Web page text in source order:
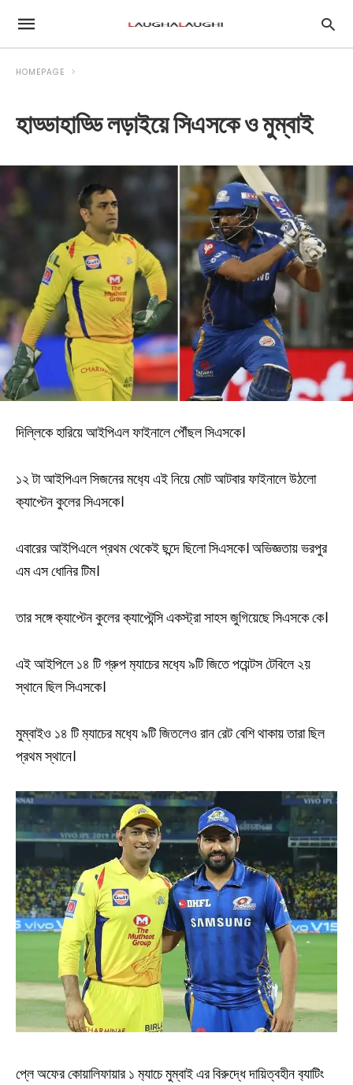
HOMEPAGE
হাড্ডাহাড্ডি লড়াইয়ে সিএসকে ও মুম্বাই
দিল্লিকে হারিয়ে আইপিএল ফাইনালে পৌঁছল সিএসকে।
১২ টা আইপিএল সিজনের মধ‍্যে এই নিয়ে মোট আটবার ফাইনালে উঠলো
ক‍্যাপ্টেন কুলের সিএসকে।
এবারের আইপিএলে প্রথম থেকেই ছন্দে ছিলো সিএসকে। অভিজ্ঞতায় ভরপুর
এম এস ধোনির টিম।
তার সঙ্গে ক‍্যাপ্টেন কুলের ক‍্যাপ্টেন্সি একস্ট্রা সাহস জুগিয়েছে সিএসকে কে।
এই আইপিলে ১৪ টি গ্রুপ ম‍্যাচের মধ‍্যে ৯টি জিতে পয়েন্টস টেবিলে ২য়
স্থানে ছিল সিএসকে।
মুম্বাইও ১৪ টি ম‍্যাচের মধ‍্যে ৯টি জিতলেও রান রেট বেশি থাকায় তারা ছিল
প্রথম স্থানে।
প্লে অফের কোয়ালিফায়ার ১ ম‍্যাচে মুম্বাই এর বিরুদ্ধে দায়িত্বহীন ব‍্যাটিং